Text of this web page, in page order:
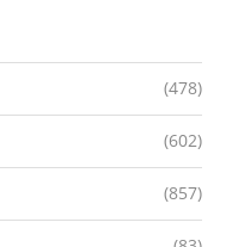
(478)
(602)
(857)